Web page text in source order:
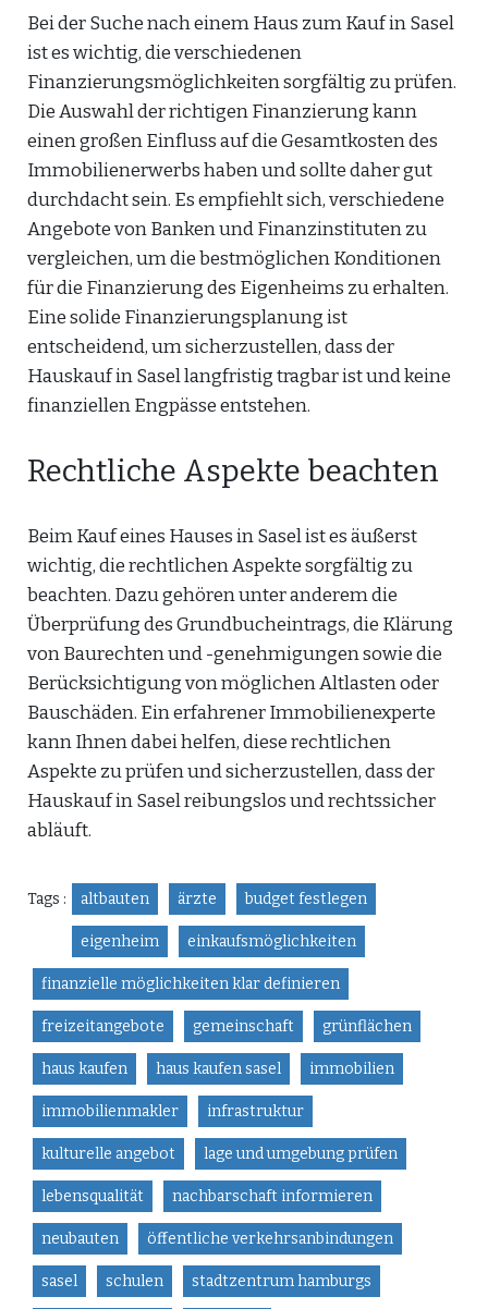
Bei der Suche nach einem Haus zum Kauf in Sasel
ist es wichtig, die verschiedenen
Finanzierungsmöglichkeiten sorgfältig zu prüfen.
Die Auswahl der richtigen Finanzierung kann
einen großen Einfluss auf die Gesamtkosten des
Immobilienerwerbs haben und sollte daher gut
durchdacht sein. Es empfiehlt sich, verschiedene
Angebote von Banken und Finanzinstituten zu
vergleichen, um die bestmöglichen Konditionen
für die Finanzierung des Eigenheims zu erhalten.
Eine solide Finanzierungsplanung ist
entscheidend, um sicherzustellen, dass der
Hauskauf in Sasel langfristig tragbar ist und keine
finanziellen Engpässe entstehen.
Rechtliche Aspekte beachten
Beim Kauf eines Hauses in Sasel ist es äußerst
wichtig, die rechtlichen Aspekte sorgfältig zu
beachten. Dazu gehören unter anderem die
Überprüfung des Grundbucheintrags, die Klärung
von Baurechten und -genehmigungen sowie die
Berücksichtigung von möglichen Altlasten oder
Bauschäden. Ein erfahrener Immobilienexperte
kann Ihnen dabei helfen, diese rechtlichen
Aspekte zu prüfen und sicherzustellen, dass der
Hauskauf in Sasel reibungslos und rechtssicher
abläuft.
Tags : altbauten ärzte budget festlegen
eigenheim einkaufsmöglichkeiten
finanzielle möglichkeiten klar definieren
freizeitangebote gemeinschaft grünflächen
haus kaufen haus kaufen sasel immobilien
immobilienmakler infrastruktur
kulturelle angebot lage und umgebung prüfen
lebensqualität nachbarschaft informieren
neubauten öffentliche verkehrsanbindungen
sasel schulen stadtzentrum hamburgs